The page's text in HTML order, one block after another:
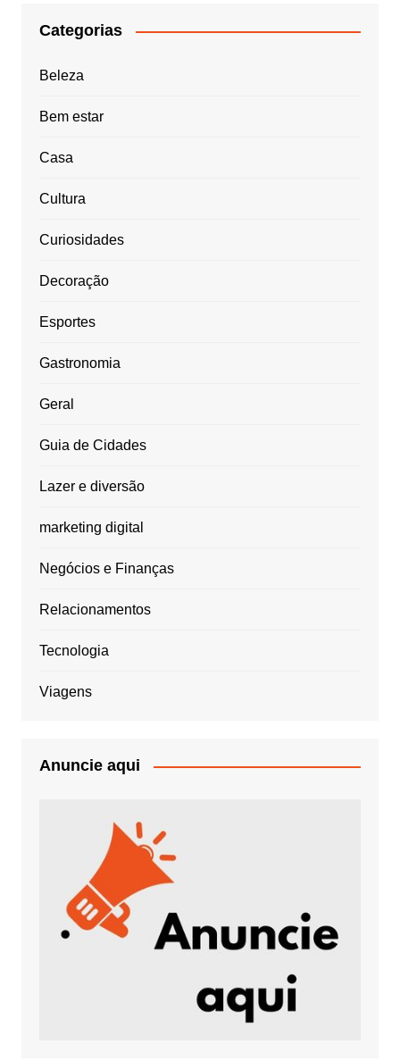
Categorias
Beleza
Bem estar
Casa
Cultura
Curiosidades
Decoração
Esportes
Gastronomia
Geral
Guia de Cidades
Lazer e diversão
marketing digital
Negócios e Finanças
Relacionamentos
Tecnologia
Viagens
Anuncie aqui